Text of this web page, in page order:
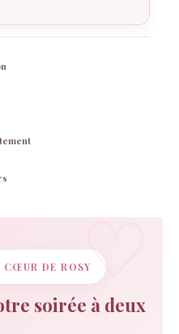
CŒUR DE ROSY
soirée à deux